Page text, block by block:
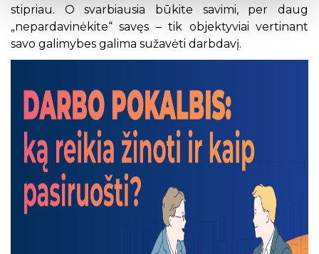
stipriau. O svarbiausia būkite savimi, per daug
„nepardavinėkite“ savęs – tik objektyviai vertinant
savo galimybes galima sužavėti darbdavį.